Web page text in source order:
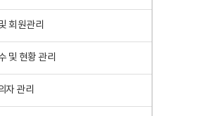
회원관리
및 현황 관리
자 관리